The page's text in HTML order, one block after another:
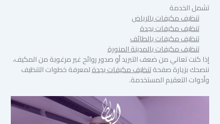
تشمل الخدمة
تنظيف مكيفات بالرياض
تنظيف مكيفات بجدة
تنظيف مكيفات بالطائف
تنظيف مكيفات بالمدينة المنورة
إذا كنت تعاني من ضعف التبريد أو صدور روائح غير مرغوبة من المكيف،
ننصحك بزيارة صفحةتنظيف مكيفات بجدةلمعرفة خطوات التنظيف
وأدوات التعقيم المستخدمة.